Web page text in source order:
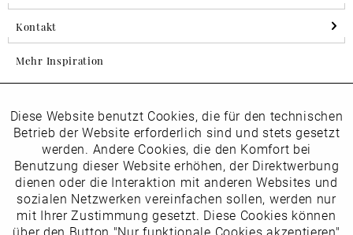
Kontakt
Mehr Inspiration
Folgen Sie uns auf Instagram
horsch_schuhe
Newsletter
Funktionale Aktiv
Marketing Inaktiv
Tracking Inaktiv
Diese Website benutzt Cookies, die für den technischen
Betrieb der Website erforderlich sind und stets gesetzt
werden. Andere Cookies, die den Komfort bei
Benutzung dieser Website erhöhen, der Direktwerbung
dienen oder die Interaktion mit anderen Websites und
sozialen Netzwerken vereinfachen sollen, werden nur
mit Ihrer Zustimmung gesetzt. Diese Cookies können
über den Button "Nur funktionale Cookies akzeptieren"